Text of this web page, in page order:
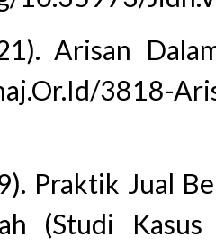
Arisan
3818-
Praktik Jual
(Studi